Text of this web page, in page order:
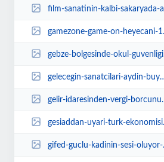
film-sanatinin-kalbi-sakaryada-atti-7RTilv2i.webp
gamezone-game-on-heyecani-19-ekimde-antalyada-oyun-tutkunlariyla-bulusuyor-jM...
gebze-bolgesinde-okul-guvenligi-zabitaya-emanet-pKL7TUQq.jpg
gelecegin-sanatcilari-aydin-buyuksehir-belediyesi-konservatuvarinda-yetisiyor...
gelir-idaresinden-vergi-borcunuz-var-uyarisi-M9UZsXsF.webp
gesiaddan-uyari-turk-ekonomisi-zorlu-donemecte-kmVmOxJ2.webp
gifed-guclu-kadinin-sesi-oluyor-KsGfZdGT.webp